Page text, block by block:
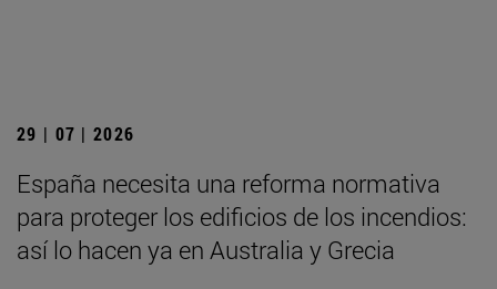
29 | 07 | 2026
España necesita una reforma normativa
para proteger los edificios de los incendios:
así lo hacen ya en Australia y Grecia